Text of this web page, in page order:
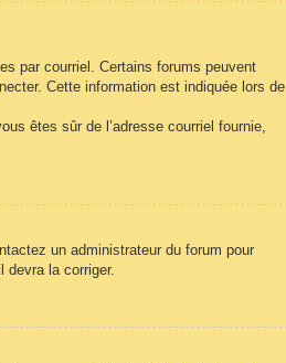
par courriel. Certains forums peuvent
Cette information est indiquée lors de
êtes sûr de l’adresse courriel fournie,
un administrateur du forum pour
la corriger.